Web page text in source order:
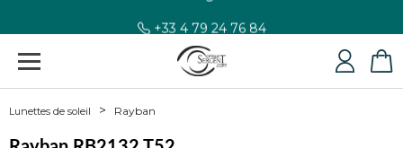
+33 4 79 24 76 84
Lunettes de soleil Rayban